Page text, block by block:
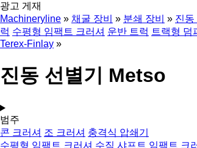
광고 게재
Machineryline » 채굴 장비 » 분쇄 장비 » 진동
럭 수평형 임팩트 크러셔 운반 트럭 트랙형 덤
Terex-Finlay »
진동 선별기 Metso
범주
콘 크러셔 조 크러셔 충격식 압쇄기
수평형 임팩트 크러셔 수직 샤프트 임팩트 크